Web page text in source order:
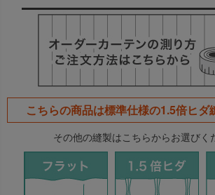
こちらの商品は標準仕様の1.5倍ヒダ
その他の縫製はこちらからお選びく